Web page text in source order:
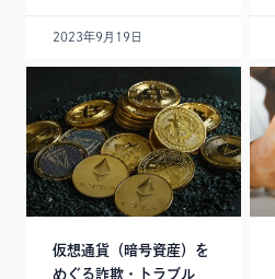
2023年9月19日
仮想通貨（暗号資産）を
めぐる詐欺・トラブル